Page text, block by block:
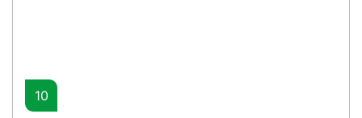
10